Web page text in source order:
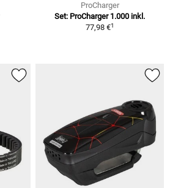
ProCharger
Set: ProCharger 1.000 inkl.
77,98 €1